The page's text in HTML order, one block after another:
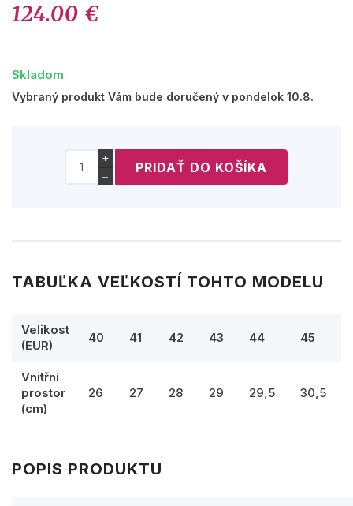
124.00 €
Skladom
Vybraný produkt Vám bude doručený v pondelok 10.8.
+
−
TABUĽKA VEĽKOSTÍ TOHTO MODELU
Velikost
(EUR)
40 41 42 43 44 45
Vnitřní
prostor
(cm)
26 27 28 29 29,5 30,5
POPIS PRODUKTU